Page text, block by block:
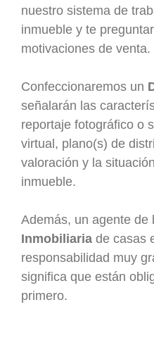
nuestro sistema de
inmueble y te
motivaciones de venta.
Confeccionaremos un
señalarán las
reportaje fotográfico o
virtual, plano(s) de
valoración y la
inmueble.
Además, un agente de
Inmobiliaria de casas
responsabilidad muy
significa que están
primero.